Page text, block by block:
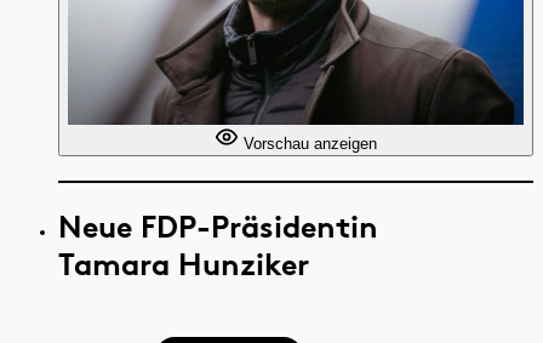
Vorschau anzeigen
Neue FDP-Präsidentin
Tamara Hunziker